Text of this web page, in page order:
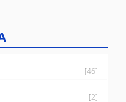
[46]
[2]